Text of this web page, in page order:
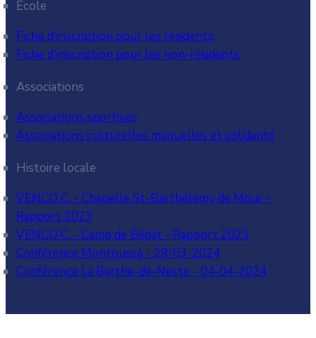
Ecole
Fiche d'inscription pour les résidents
Fiche d'inscription pour les non-résidents
Associations
Associations sportives
Associations culturelles manuelles et solidarité
Histoire locale
VENCO C. - Chapelle St-Barthélemy de Mour -
Rapport 2023
VENCO C. - Camp de Bédat - Rapport 2023
Conférence Montoussé - 28-03-2024
Conférence La Barthe-de-Neste - 04-04-2024